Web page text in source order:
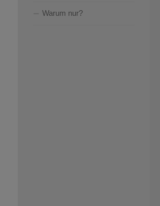
Warum nur?